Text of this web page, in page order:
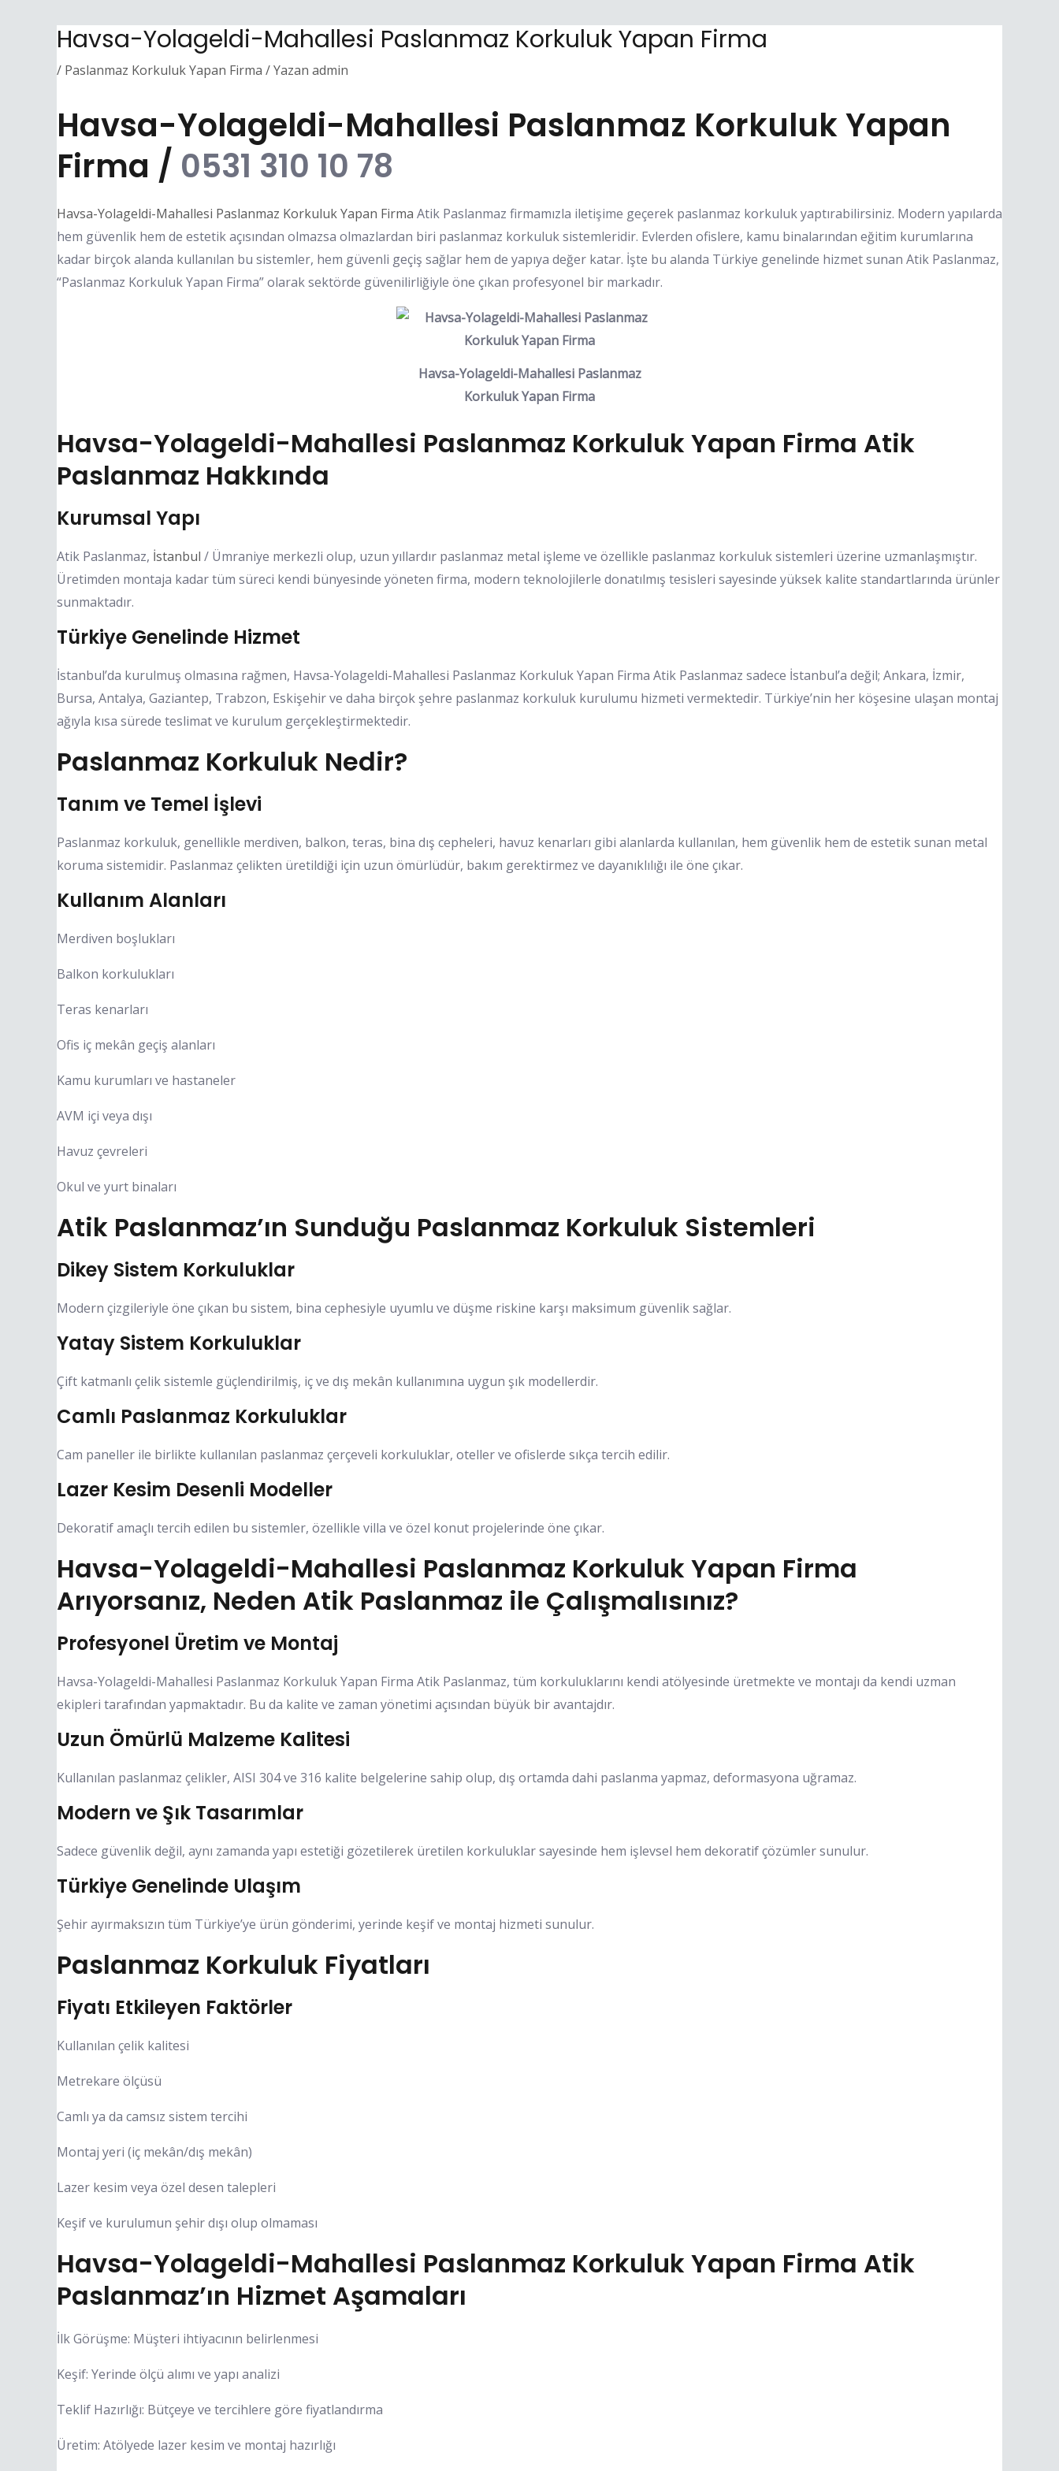
Havsa-Yolageldi-Mahallesi Paslanmaz Korkuluk Yapan Firma
/ Paslanmaz Korkuluk Yapan Firma / Yazan admin
Havsa-Yolageldi-Mahallesi Paslanmaz Korkuluk Yapan
Firma / 0531 310 10 78
Havsa-Yolageldi-Mahallesi Paslanmaz Korkuluk Yapan Firma Atik Paslanmaz firmamızla iletişime geçerek paslanmaz korkuluk yaptırabilirsiniz. Modern yapılarda
hem güvenlik hem de estetik açısından olmazsa olmazlardan biri paslanmaz korkuluk sistemleridir. Evlerden ofislere, kamu binalarından eğitim kurumlarına
kadar birçok alanda kullanılan bu sistemler, hem güvenli geçiş sağlar hem de yapıya değer katar. İşte bu alanda Türkiye genelinde hizmet sunan Atik Paslanmaz,
“Paslanmaz Korkuluk Yapan Firma” olarak sektörde güvenilirliğiyle öne çıkan profesyonel bir markadır.
Havsa-Yolageldi-Mahallesi Paslanmaz
Korkuluk Yapan Firma
Havsa-Yolageldi-Mahallesi Paslanmaz Korkuluk Yapan Firma Atik
Paslanmaz Hakkında
Kurumsal Yapı
Atik Paslanmaz, İstanbul / Ümraniye merkezli olup, uzun yıllardır paslanmaz metal işleme ve özellikle paslanmaz korkuluk sistemleri üzerine uzmanlaşmıştır.
Üretimden montaja kadar tüm süreci kendi bünyesinde yöneten firma, modern teknolojilerle donatılmış tesisleri sayesinde yüksek kalite standartlarında ürünler
sunmaktadır.
Türkiye Genelinde Hizmet
İstanbul’da kurulmuş olmasına rağmen, Havsa-Yolageldi-Mahallesi Paslanmaz Korkuluk Yapan Firma Atik Paslanmaz sadece İstanbul’a değil; Ankara, İzmir,
Bursa, Antalya, Gaziantep, Trabzon, Eskişehir ve daha birçok şehre paslanmaz korkuluk kurulumu hizmeti vermektedir. Türkiye’nin her köşesine ulaşan montaj
ağıyla kısa sürede teslimat ve kurulum gerçekleştirmektedir.
Paslanmaz Korkuluk Nedir?
Tanım ve Temel İşlevi
Paslanmaz korkuluk, genellikle merdiven, balkon, teras, bina dış cepheleri, havuz kenarları gibi alanlarda kullanılan, hem güvenlik hem de estetik sunan metal
koruma sistemidir. Paslanmaz çelikten üretildiği için uzun ömürlüdür, bakım gerektirmez ve dayanıklılığı ile öne çıkar.
Kullanım Alanları
Merdiven boşlukları
Balkon korkulukları
Teras kenarları
Ofis iç mekân geçiş alanları
Kamu kurumları ve hastaneler
AVM içi veya dışı
Havuz çevreleri
Okul ve yurt binaları
Atik Paslanmaz’ın Sunduğu Paslanmaz Korkuluk Sistemleri
Dikey Sistem Korkuluklar
Modern çizgileriyle öne çıkan bu sistem, bina cephesiyle uyumlu ve düşme riskine karşı maksimum güvenlik sağlar.
Yatay Sistem Korkuluklar
Çift katmanlı çelik sistemle güçlendirilmiş, iç ve dış mekân kullanımına uygun şık modellerdir.
Camlı Paslanmaz Korkuluklar
Cam paneller ile birlikte kullanılan paslanmaz çerçeveli korkuluklar, oteller ve ofislerde sıkça tercih edilir.
Lazer Kesim Desenli Modeller
Dekoratif amaçlı tercih edilen bu sistemler, özellikle villa ve özel konut projelerinde öne çıkar.
Havsa-Yolageldi-Mahallesi Paslanmaz Korkuluk Yapan Firma
Arıyorsanız, Neden Atik Paslanmaz ile Çalışmalısınız?
Profesyonel Üretim ve Montaj
Havsa-Yolageldi-Mahallesi Paslanmaz Korkuluk Yapan Firma Atik Paslanmaz, tüm korkuluklarını kendi atölyesinde üretmekte ve montajı da kendi uzman
ekipleri tarafından yapmaktadır. Bu da kalite ve zaman yönetimi açısından büyük bir avantajdır.
Uzun Ömürlü Malzeme Kalitesi
Kullanılan paslanmaz çelikler, AISI 304 ve 316 kalite belgelerine sahip olup, dış ortamda dahi paslanma yapmaz, deformasyona uğramaz.
Modern ve Şık Tasarımlar
Sadece güvenlik değil, aynı zamanda yapı estetiği gözetilerek üretilen korkuluklar sayesinde hem işlevsel hem dekoratif çözümler sunulur.
Türkiye Genelinde Ulaşım
Şehir ayırmaksızın tüm Türkiye’ye ürün gönderimi, yerinde keşif ve montaj hizmeti sunulur.
Paslanmaz Korkuluk Fiyatları
Fiyatı Etkileyen Faktörler
Kullanılan çelik kalitesi
Metrekare ölçüsü
Camlı ya da camsız sistem tercihi
Montaj yeri (iç mekân/dış mekân)
Lazer kesim veya özel desen talepleri
Keşif ve kurulumun şehir dışı olup olmaması
Havsa-Yolageldi-Mahallesi Paslanmaz Korkuluk Yapan Firma Atik
Paslanmaz’ın Hizmet Aşamaları
İlk Görüşme: Müşteri ihtiyacının belirlenmesi
Keşif: Yerinde ölçü alımı ve yapı analizi
Teklif Hazırlığı: Bütçeye ve tercihlere göre fiyatlandırma
Üretim: Atölyede lazer kesim ve montaj hazırlığı